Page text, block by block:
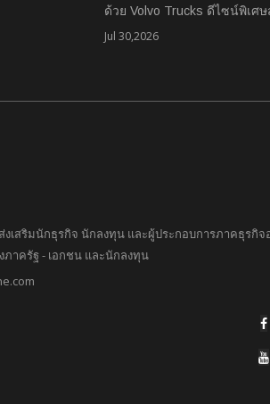
ด้วย Volvo Trucks ดีไซน์พิเศ
Jul 30,2026
งเสริมนักธุรกิจ นักลงทุน และผู้ประกอบการภาคธุรกิ
ภาครัฐ - เอกชน และนักลงทุน